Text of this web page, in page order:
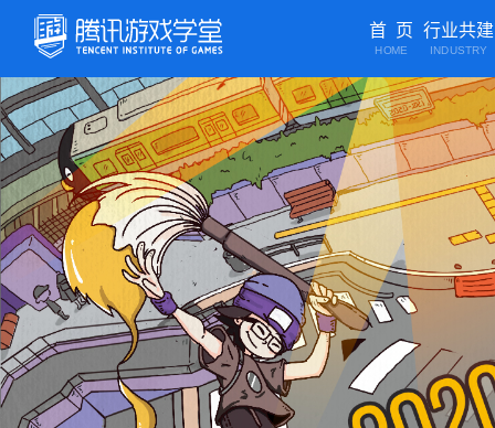
首 页
HOME
行业共建
INDUSTRY